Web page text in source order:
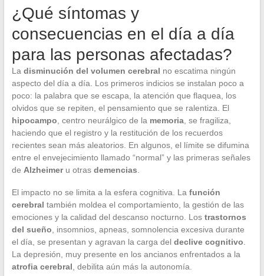
¿Qué síntomas y
consecuencias en el día a día
para las personas afectadas?
La disminución del volumen cerebral no escatima ningún
aspecto del día a día. Los primeros indicios se instalan poco a
poco: la palabra que se escapa, la atención que flaquea, los
olvidos que se repiten, el pensamiento que se ralentiza. El
hipocampo , centro neurálgico de la memoria, se fragiliza,
haciendo que el registro y la restitución de los recuerdos
recientes sean más aleatorios. En algunos, el límite se difumina
entre el envejecimiento llamado “normal” y las primeras señales
de Alzheimeru otras demencias
El impacto no se limita a la esfera cognitiva. La función
cerebral también moldea el comportamiento, la gestión de las
emociones y la calidad del descanso nocturno. Los trastornos
del sueño , insomnios, apneas, somnolencia excesiva durante
el día, se presentan y agravan la carga del declive cognitivo
La depresión, muy presente en los ancianos enfrentados a la
atrofia cerebral , debilita aún más la autonomía.